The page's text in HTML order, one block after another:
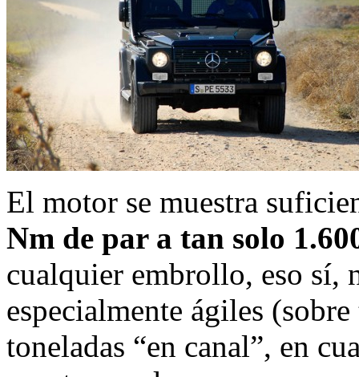
El motor se muestra
Nm de par a tan solo
cualquier embrollo, eso sí,
especialmente ágiles
toneladas “en canal”, en